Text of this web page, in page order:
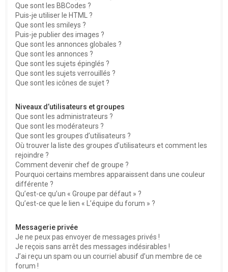
Que sont les BBCodes ?
Puis-je utiliser le HTML ?
Que sont les smileys ?
Puis-je publier des images ?
Que sont les annonces globales ?
Que sont les annonces ?
Que sont les sujets épinglés ?
Que sont les sujets verrouillés ?
Que sont les icônes de sujet ?
Niveaux d’utilisateurs et groupes
Que sont les administrateurs ?
Que sont les modérateurs ?
Que sont les groupes d’utilisateurs ?
Où trouver la liste des groupes d’utilisateurs et comment les
rejoindre ?
Comment devenir chef de groupe ?
Pourquoi certains membres apparaissent dans une couleur
différente ?
Qu’est-ce qu’un « Groupe par défaut » ?
Qu’est-ce que le lien « L’équipe du forum » ?
Messagerie privée
Je ne peux pas envoyer de messages privés !
Je reçois sans arrêt des messages indésirables !
J’ai reçu un spam ou un courriel abusif d’un membre de ce
forum !